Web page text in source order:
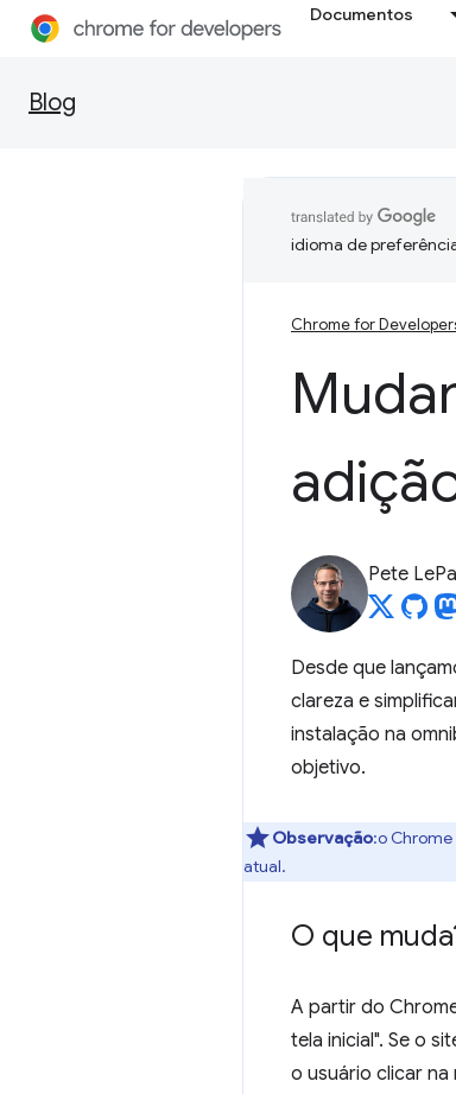
Documentos
Blog
idioma de
Chrome for
Pete
Desde que
clareza e
instalação na
objetivo.
Observação:o
atual.
O que
A partir do
tela inicial". Se o
o usuário clicar